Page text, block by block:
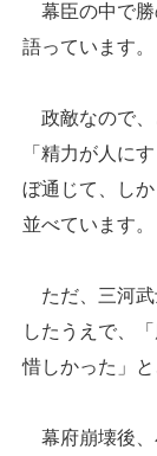
幕臣の中で勝
語っています。
政敵なので、
「精力が人に
ぼ通じて、し
並べています。
ただ、三河武
したうえで、
惜しかった」
幕府崩壊後、